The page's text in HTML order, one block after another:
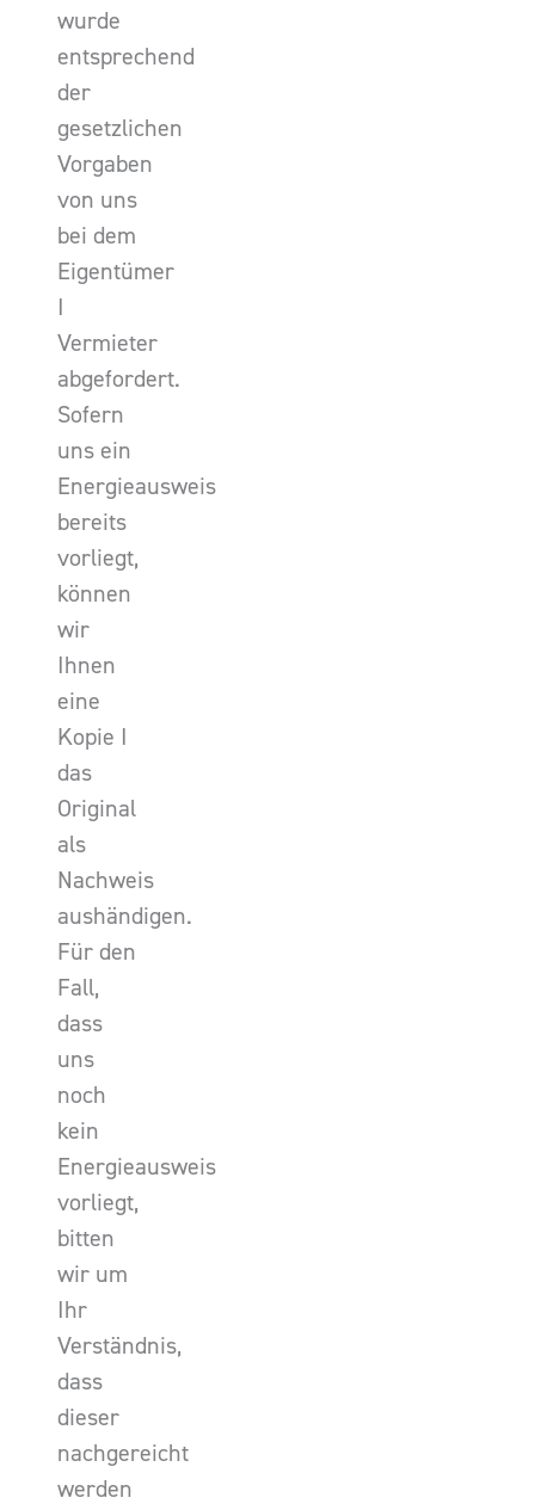
wurde
entsprechend
der
gesetzlichen
Vorgaben
von uns
bei dem
Eigentümer
I
Vermieter
abgefordert.
Sofern
uns ein
Energieausweis
bereits
vorliegt,
können
wir
Ihnen
eine
Kopie I
das
Original
als
Nachweis
aushändigen.
Für den
Fall,
dass
uns
noch
kein
Energieausweis
vorliegt,
bitten
wir um
Ihr
Verständnis,
dass
dieser
nachgereicht
werden